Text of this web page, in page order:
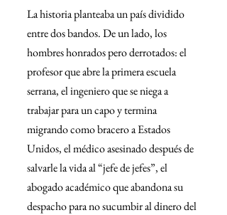
La historia planteaba un país dividido
entre dos bandos. De un lado, los
hombres honrados pero derrotados: el
profesor que abre la primera escuela
serrana, el ingeniero que se niega a
trabajar para un capo y termina
migrando como bracero a Estados
Unidos, el médico asesinado después de
salvarle la vida al “jefe de jefes”, el
abogado académico que abandona su
despacho para no sucumbir al dinero del